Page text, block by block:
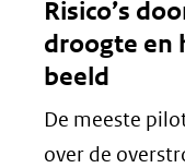
Risico’s
droogte en
beeld
De meeste
over de